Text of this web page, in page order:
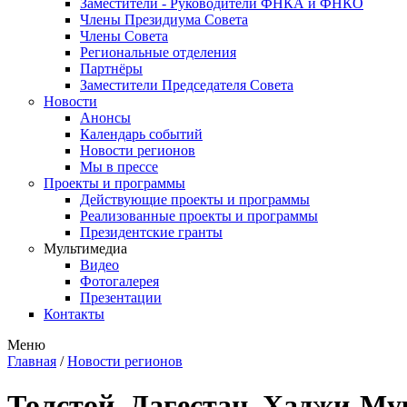
Заместители - Руководители ФНКА и ФНКО
Члены Президиума Совета
Члены Совета
Региональные отделения
Партнёры
Заместители Председателя Совета
Новости
Анонсы
Календарь событий
Новости регионов
Мы в прессе
Проекты и программы
Действующие проекты и программы
Реализованные проекты и программы
Президентские гранты
Мультимедиа
Видео
Фотогалерея
Презентации
Контакты
Меню
Главная /Новости регионов